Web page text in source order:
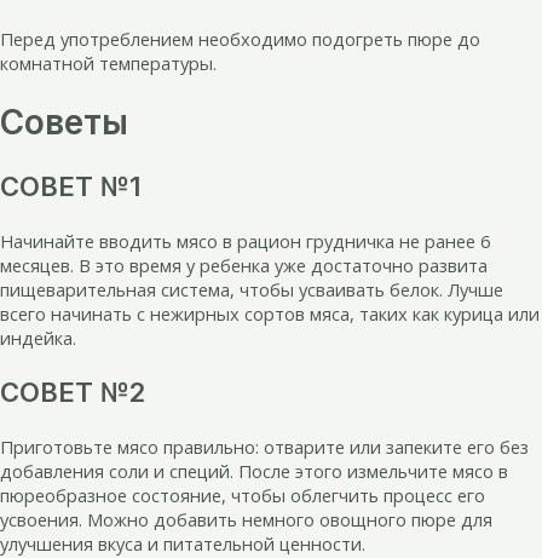
Перед употреблением необходимо подогреть пюре до
комнатной температуры.
Советы
СОВЕТ №1
Начинайте вводить мясо в рацион грудничка не ранее 6
месяцев. В это время у ребенка уже достаточно развита
пищеварительная система, чтобы усваивать белок. Лучше
всего начинать с нежирных сортов мяса, таких как курица или
индейка.
СОВЕТ №2
Приготовьте мясо правильно: отварите или запеките его без
добавления соли и специй. После этого измельчите мясо в
пюреобразное состояние, чтобы облегчить процесс его
усвоения. Можно добавить немного овощного пюре для
улучшения вкуса и питательной ценности.